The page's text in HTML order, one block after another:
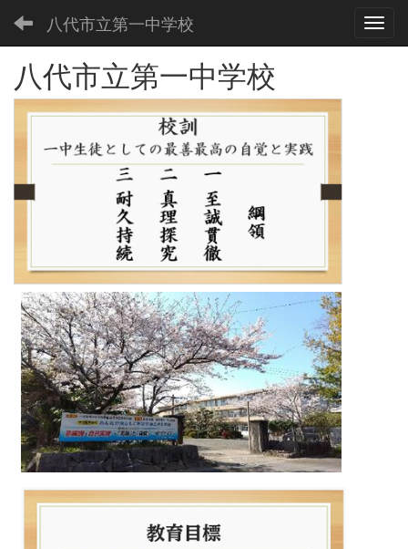
八代市立第一中学校
八代市立第一中学校